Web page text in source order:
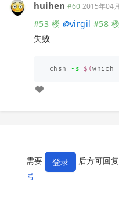
huihen #60 2015年04
#53 楼 @virgil #58 楼
失败
chsh -s $(which
需要 登录 后方可回
号